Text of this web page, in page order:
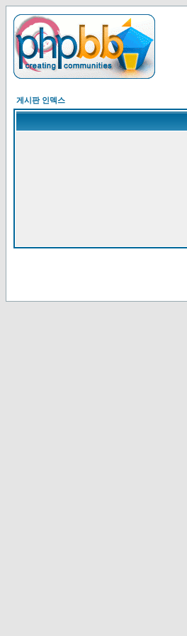
게시판 인덱스